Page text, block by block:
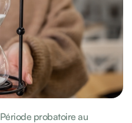
Période probatoire au